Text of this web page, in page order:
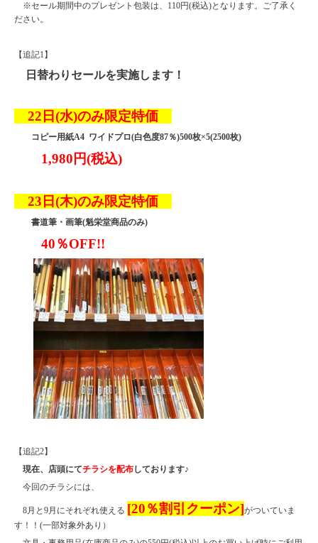
※セール期間中のプレゼント包装は、110円(税込)となります。ご了承く
ださい。
【追記1】
日替わりセールを実施します！
22日(水)のみ限定特価
コピー用紙A4 ワイドプロ(白色度87％)500枚×5(2500枚)
1,980円(税込)
23日(木)のみ限定特価
書道筆・画筆(魁栄堂商品のみ)
40％OFF!!
【追記2】
現在、店頭にてチラシを配布しております♪
今回のチラシには、
8月と9月にそれぞれ使える [20％割引クーポン]がついていま
す！！(一部対象外あり）